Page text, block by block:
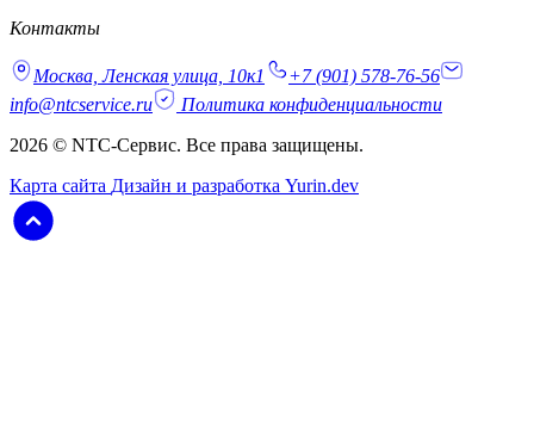
Контакты
Москва, Ленская улица, 10к1
+7 (901) 578-76-56
info@ntcservice.ru
Политика конфиденциальности
2026 © NTC-Сервис. Все права защищены.
Карта сайта Дизайн и разработка Yurin.dev